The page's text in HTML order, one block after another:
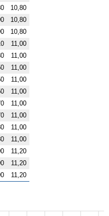
10,80
10,80
10,80
11,00
11,00
11,00
11,00
11,00
11,00
11,00
11,00
11,00
11,20
11,20
11,20